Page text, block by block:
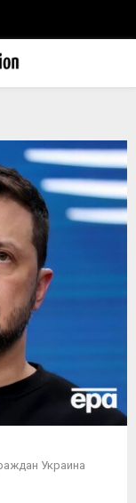
Украина